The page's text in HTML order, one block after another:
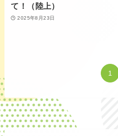
て！（陸上）
2025年8月23日
1